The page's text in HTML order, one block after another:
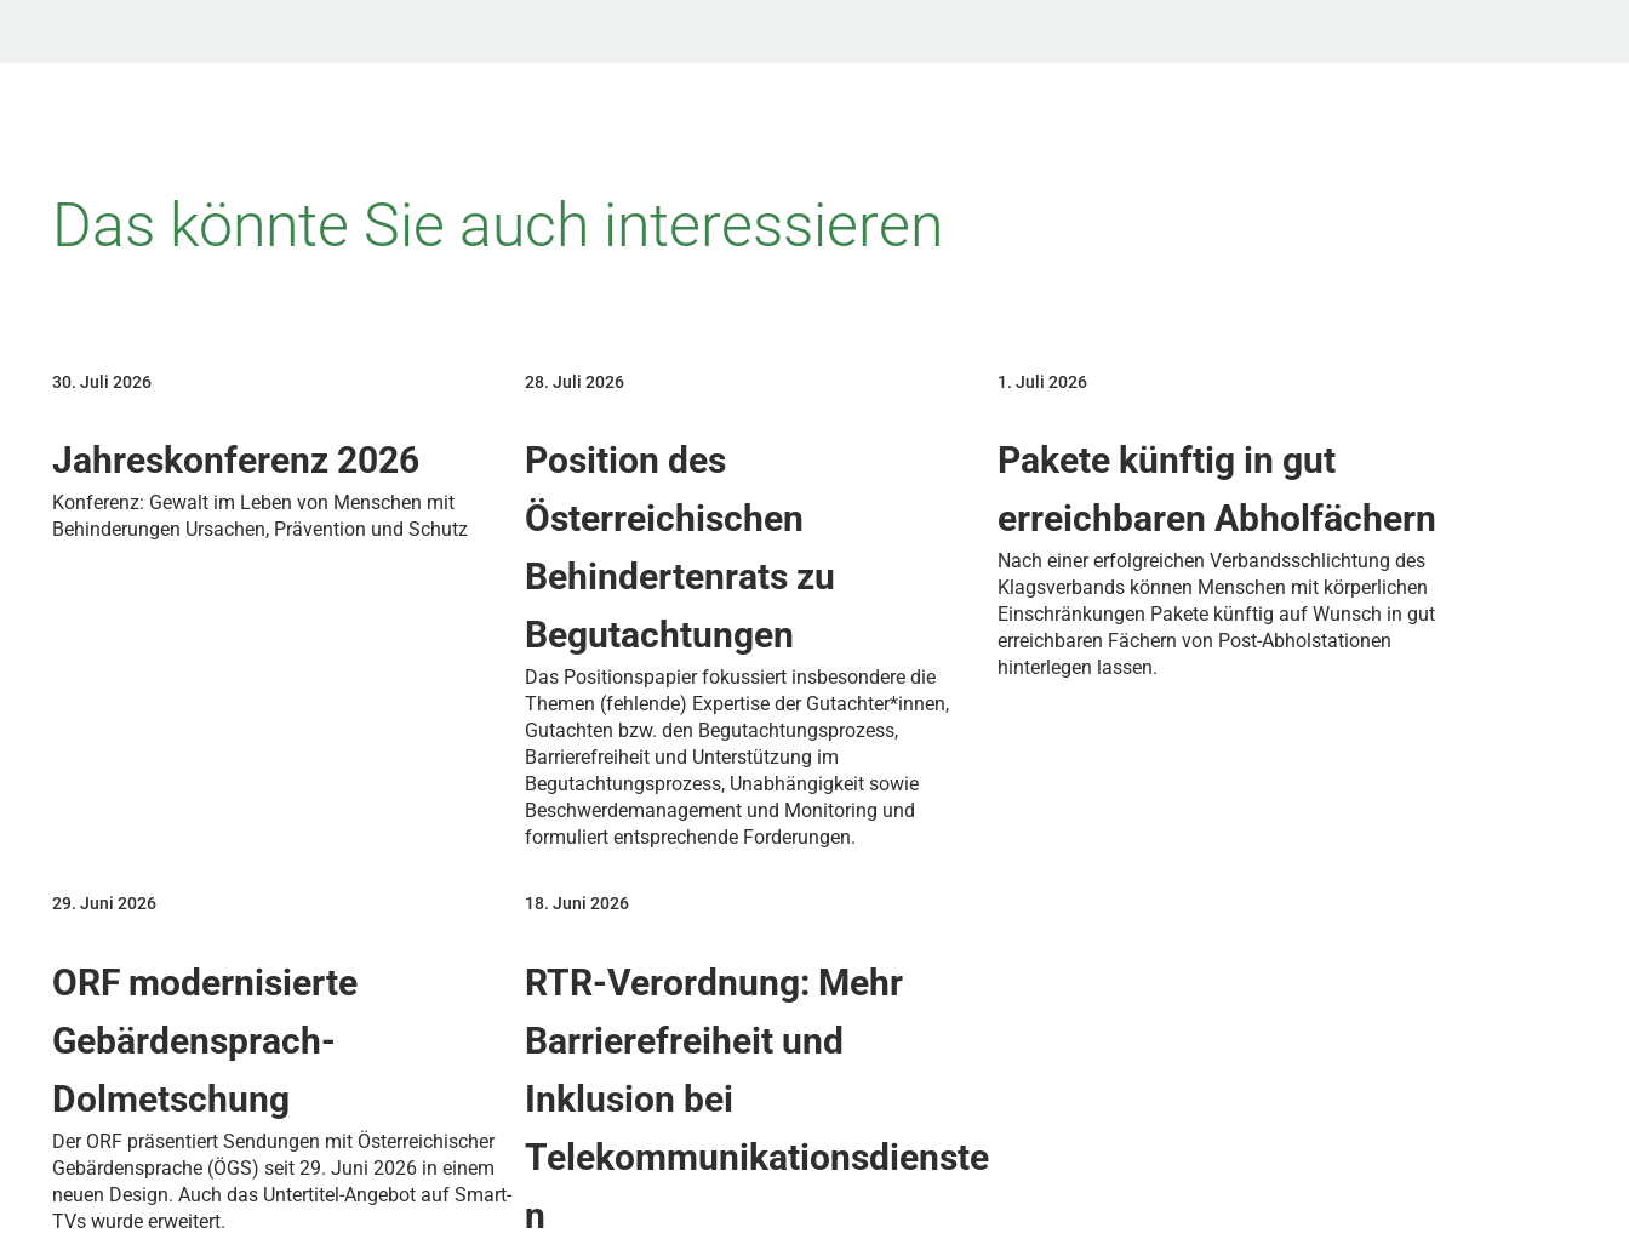
Das könnte Sie auch interessieren
Jahreskonferenz 2026
30. Juli 2026
Konferenz: Gewalt im Leben von Menschen mit
Behinderungen Ursachen, Prävention und Schutz
Position des
Österreichischen
Behindertenrats zu
Begutachtungen
28. Juli 2026
Das Positionspapier fokussiert insbesondere die
Themen (fehlende) Expertise der Gutachter*innen,
Gutachten bzw. den Begutachtungsprozess,
Barrierefreiheit und Unterstützung im
Begutachtungsprozess, Unabhängigkeit sowie
Beschwerdemanagement und Monitoring und
formuliert entsprechende Forderungen.
Pakete künftig in gut
erreichbaren Abholfächern
1. Juli 2026
Nach einer erfolgreichen Verbandsschlichtung des
Klagsverbands können Menschen mit körperlichen
Einschränkungen Pakete künftig auf Wunsch in gut
erreichbaren Fächern von Post-Abholstationen
hinterlegen lassen.
ORF modernisierte
Gebärdensprach-
Dolmetschung
29. Juni 2026
Der ORF präsentiert Sendungen mit Österreichischer
Gebärdensprache (ÖGS) seit 29. Juni 2026 in einem
neuen Design. Auch das Untertitel-Angebot auf Smart-
TVs wurde erweitert.
RTR-Verordnung: Mehr
Barrierefreiheit und
Inklusion bei
Telekommunikationsdienste
n
18. Juni 2026